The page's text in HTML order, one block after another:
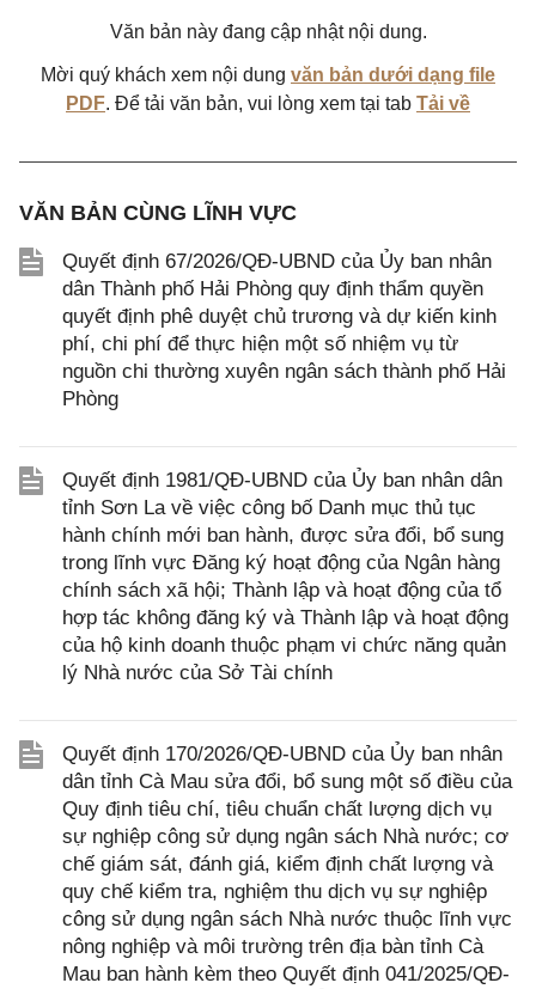
Văn bản này đang cập nhật nội dung.
Mời quý khách xem nội dung văn bản dưới dạng file
PDF. Để tải văn bản, vui lòng xem tại tab Tải về
VĂN BẢN CÙNG LĨNH VỰC
Quyết định 67/2026/QĐ-UBND của Ủy ban nhân
dân Thành phố Hải Phòng quy định thẩm quyền
quyết định phê duyệt chủ trương và dự kiến kinh
phí, chi phí để thực hiện một số nhiệm vụ từ
nguồn chi thường xuyên ngân sách thành phố Hải
Phòng
Quyết định 1981/QĐ-UBND của Ủy ban nhân dân
tỉnh Sơn La về việc công bố Danh mục thủ tục
hành chính mới ban hành, được sửa đổi, bổ sung
trong lĩnh vực Đăng ký hoạt động của Ngân hàng
chính sách xã hội; Thành lập và hoạt động của tổ
hợp tác không đăng ký và Thành lập và hoạt động
của hộ kinh doanh thuộc phạm vi chức năng quản
lý Nhà nước của Sở Tài chính
Quyết định 170/2026/QĐ-UBND của Ủy ban nhân
dân tỉnh Cà Mau sửa đổi, bổ sung một số điều của
Quy định tiêu chí, tiêu chuẩn chất lượng dịch vụ
sự nghiệp công sử dụng ngân sách Nhà nước; cơ
chế giám sát, đánh giá, kiểm định chất lượng và
quy chế kiểm tra, nghiệm thu dịch vụ sự nghiệp
công sử dụng ngân sách Nhà nước thuộc lĩnh vực
nông nghiệp và môi trường trên địa bàn tỉnh Cà
Mau ban hành kèm theo Quyết định 041/2025/QĐ-